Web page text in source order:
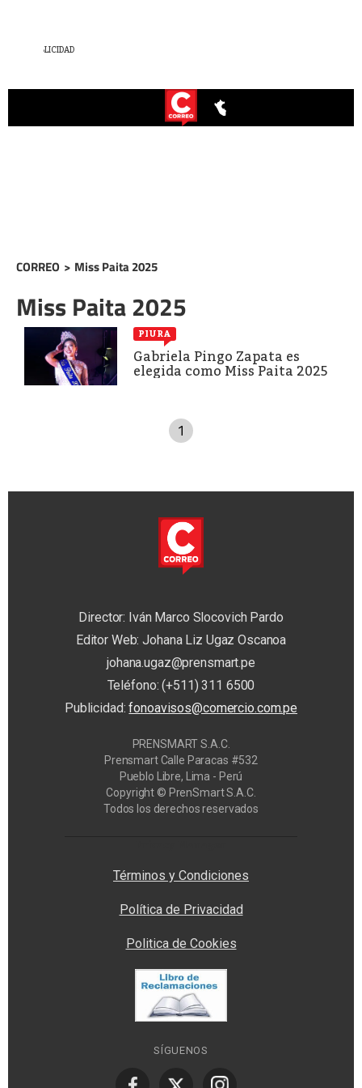
CORREO > Miss Paita 2025
Miss Paita 2025
PIURA
Gabriela Pingo Zapata es
elegida como Miss Paita 2025
1
Director: Iván Marco Slocovich Pardo
Editor Web: Johana Liz Ugaz Oscanoa
johana.ugaz@prensmart.pe
Teléfono: (+511) 311 6500
Publicidad:fonoavisos@comercio.com.pe
PRENSMART S.A.C.
Prensmart Calle Paracas #532
Pueblo Libre, Lima - Perú
Copyright © PrenSmart S.A.C.
Todos los derechos reservados
Términos y Condiciones
Política de Privacidad
Politica de Cookies
SÍGUENOS